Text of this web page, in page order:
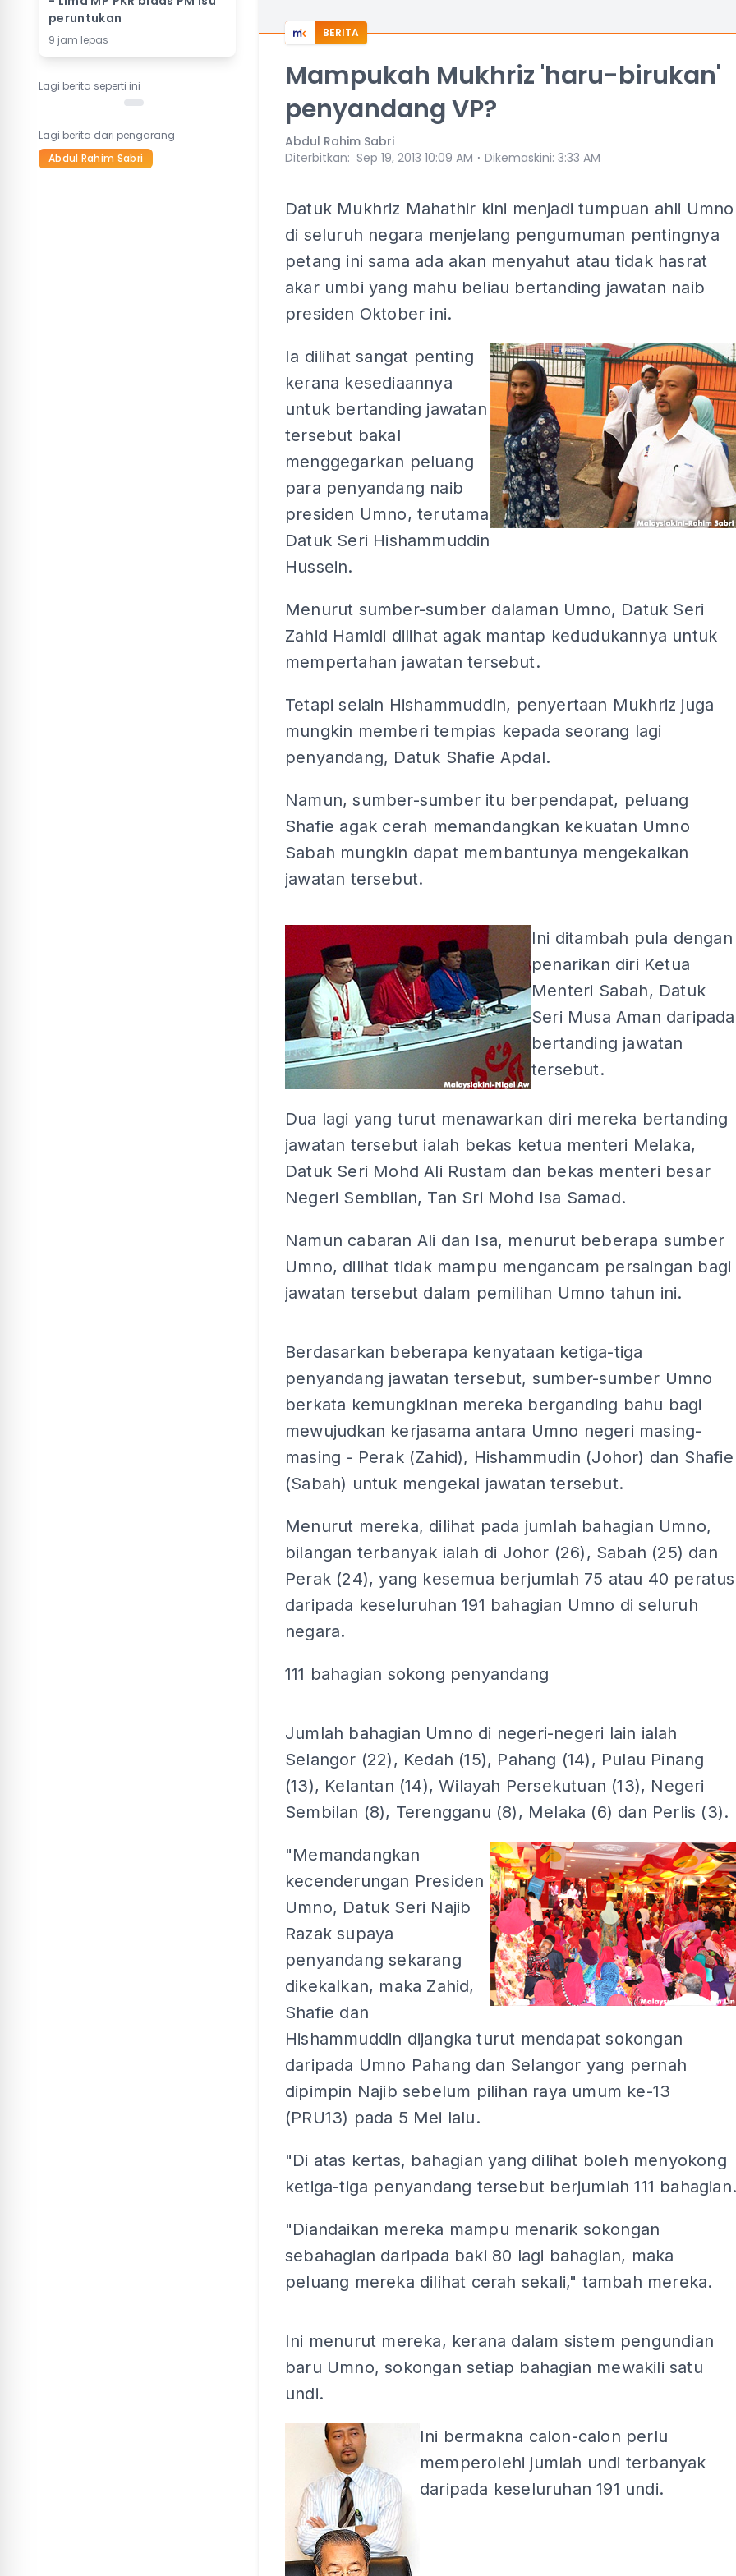
peruntukan
9 jam lepas
Lagi berita seperti ini
Lagi berita dari pengarang
Abdul Rahim Sabri
BERITA
Mampukah Mukhriz 'haru-birukan'
penyandang VP?
Abdul Rahim Sabri
Diterbitkan: Sep 19, 2013 10:09 AM ⋅ Dikemaskini: 3:33 AM
Datuk Mukhriz Mahathir kini menjadi tumpuan ahli Umno
di seluruh negara menjelang pengumuman pentingnya
petang ini sama ada akan menyahut atau tidak hasrat
akar umbi yang mahu beliau bertanding jawatan naib
presiden Oktober ini.
Ia dilihat sangat penting
kerana kesediaannya
untuk bertanding jawatan
tersebut bakal
menggegarkan peluang
para penyandang naib
presiden Umno, terutama
Datuk Seri Hishammuddin
Hussein.
Menurut sumber-sumber dalaman Umno, Datuk Seri
Zahid Hamidi dilihat agak mantap kedudukannya untuk
mempertahan jawatan tersebut.
Tetapi selain Hishammuddin, penyertaan Mukhriz juga
mungkin memberi tempias kepada seorang lagi
penyandang, Datuk Shafie Apdal.
Namun, sumber-sumber itu berpendapat, peluang
Shafie agak cerah memandangkan kekuatan Umno
Sabah mungkin dapat membantunya mengekalkan
jawatan tersebut.
Ini ditambah pula dengan
penarikan diri Ketua
Menteri Sabah, Datuk
Seri Musa Aman daripada
bertanding jawatan
tersebut.
Dua lagi yang turut menawarkan diri mereka bertanding
jawatan tersebut ialah bekas ketua menteri Melaka,
Datuk Seri Mohd Ali Rustam dan bekas menteri besar
Negeri Sembilan, Tan Sri Mohd Isa Samad.
Namun cabaran Ali dan Isa, menurut beberapa sumber
Umno, dilihat tidak mampu mengancam persaingan bagi
jawatan tersebut dalam pemilihan Umno tahun ini.
Berdasarkan beberapa kenyataan ketiga-tiga
penyandang jawatan tersebut, sumber-sumber Umno
berkata kemungkinan mereka berganding bahu bagi
mewujudkan kerjasama antara Umno negeri masing-
masing - Perak (Zahid), Hishammudin (Johor) dan Shafie
(Sabah) untuk mengekal jawatan tersebut.
Menurut mereka, dilihat pada jumlah bahagian Umno,
bilangan terbanyak ialah di Johor (26), Sabah (25) dan
Perak (24), yang kesemua berjumlah 75 atau 40 peratus
daripada keseluruhan 191 bahagian Umno di seluruh
negara.
111 bahagian sokong penyandang
Jumlah bahagian Umno di negeri-negeri lain ialah
Selangor (22), Kedah (15), Pahang (14), Pulau Pinang
(13), Kelantan (14), Wilayah Persekutuan (13), Negeri
Sembilan (8), Terengganu (8), Melaka (6) dan Perlis (3).
"Memandangkan
kecenderungan Presiden
Umno, Datuk Seri Najib
Razak supaya
penyandang sekarang
dikekalkan, maka Zahid,
Shafie dan
Hishammuddin dijangka turut mendapat sokongan
daripada Umno Pahang dan Selangor yang pernah
dipimpin Najib sebelum pilihan raya umum ke-13
(PRU13) pada 5 Mei lalu.
"Di atas kertas, bahagian yang dilihat boleh menyokong
ketiga-tiga penyandang tersebut berjumlah 111
"Diandaikan mereka mampu menarik sokongan
sebahagian daripada baki 80 lagi bahagian, maka
peluang mereka dilihat cerah sekali," tambah mereka.
Ini menurut mereka, kerana dalam sistem pengundian
baru Umno, sokongan setiap bahagian mewakili satu
undi.
Ini bermakna calon-calon perlu
memperolehi jumlah undi terbanyak
daripada keseluruhan 191 undi.